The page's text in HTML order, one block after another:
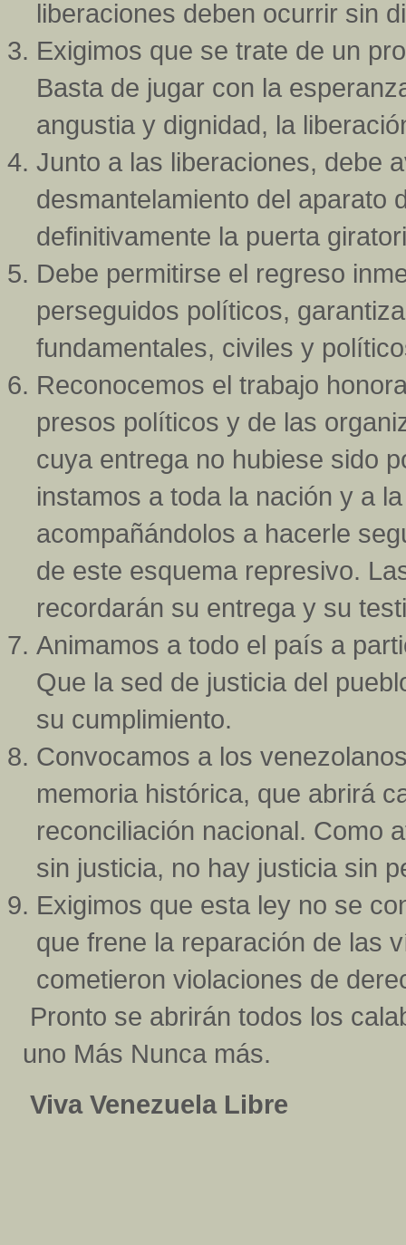
liberaciones deben ocurrir sin
Exigimos que se trate de un
Basta de jugar con la
angustia y dignidad, la
Junto a las liberaciones, debe
desmantelamiento del aparato
definitivamente la puerta
Debe permitirse el regreso
perseguidos políticos,
fundamentales, civiles y
Reconocemos el trabajo
presos políticos y de las
cuya entrega no hubiese sido
instamos a toda la nación y a
acompañándolos a hacerle
de este esquema represivo.
recordarán su entrega y su
Animamos a todo el país a
Que la sed de justicia del
su cumplimiento.
Convocamos a los
memoria histórica, que abrirá
reconciliación nacional. Como
sin justicia, no hay justicia sin
Exigimos que esta ley no se
que frene la reparación de las
cometieron violaciones de
Pronto se abrirán todos los
uno Más Nunca más.
Viva Venezuela Libre